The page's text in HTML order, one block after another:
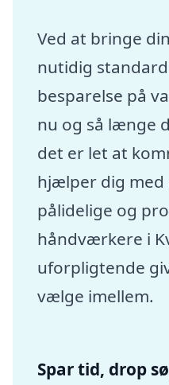
Ved at bringe
nutidig
besparelse på
nu og så længe
det er let at
hjælper dig med
pålidelige og
håndværkere i
uforpligtende
vælge imellem.
Spar tid, drop